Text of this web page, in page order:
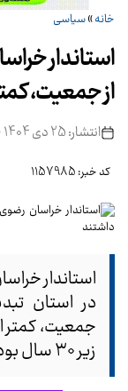
خانه»سیاسی
از جمعیت، کمتر از ۱۸ سال
انتشار: 25 دی 1404 - 13:17
کد خبر: 1157985
استاندار
زیر ۳۰ سال بودند.